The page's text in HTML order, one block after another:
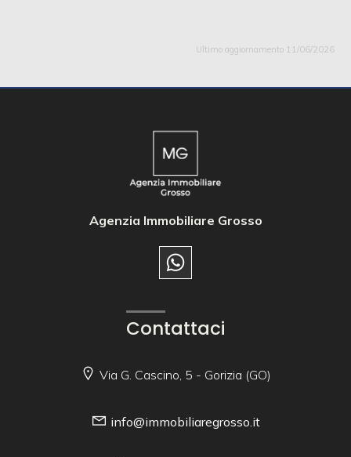
Ultimo aggiornamento 11/06/2026
Agenzia Immobiliare Grosso
Contattaci
Via G. Cascino, 5 - Gorizia (GO)
info@immobiliaregrosso.it